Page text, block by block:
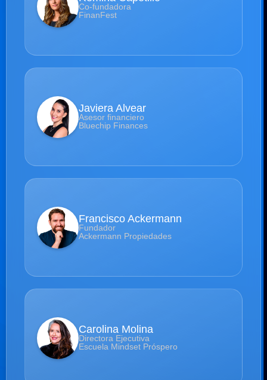
Co-fundadora
FinanFest
Javiera Alvear
Asesor financiero
Bluechip Finances
Francisco Ackermann
Fundador
Ackermann Propiedades
Carolina Molina
Directora Ejecutiva
Escuela Mindset Próspero